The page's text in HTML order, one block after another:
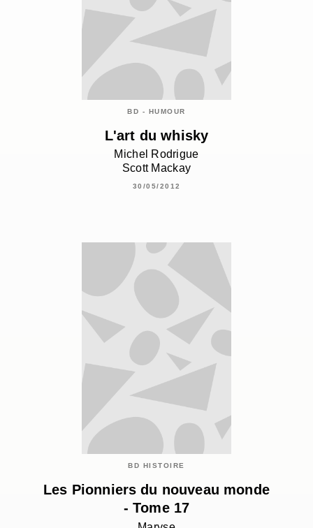
BD - HUMOUR
L'art du whisky
Michel Rodrigue
Scott Mackay
30/05/2012
BD HISTOIRE
Les Pionniers du nouveau monde
- Tome 17